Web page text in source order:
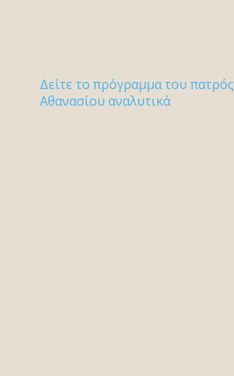
Δείτε το πρόγραμμα του πατρός
Αθανασίου αναλυτικά